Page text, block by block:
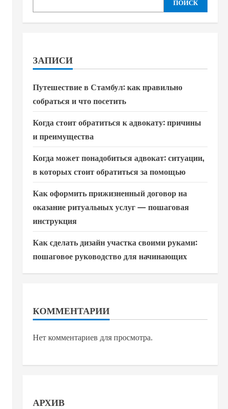
ПОИСК
ЗАПИСИ
Путешествие в Стамбул: как правильно
собраться и что посетить
Когда стоит обратиться к адвокату: причины
и преимущества
Когда может понадобиться адвокат: ситуации,
в которых стоит обратиться за помощью
Как оформить прижизненный договор на
оказание ритуальных услуг — пошаговая
инструкция
Как сделать дизайн участка своими руками:
пошаговое руководство для начинающих
КОММЕНТАРИИ
Нет комментариев для просмотра.
АРХИВ